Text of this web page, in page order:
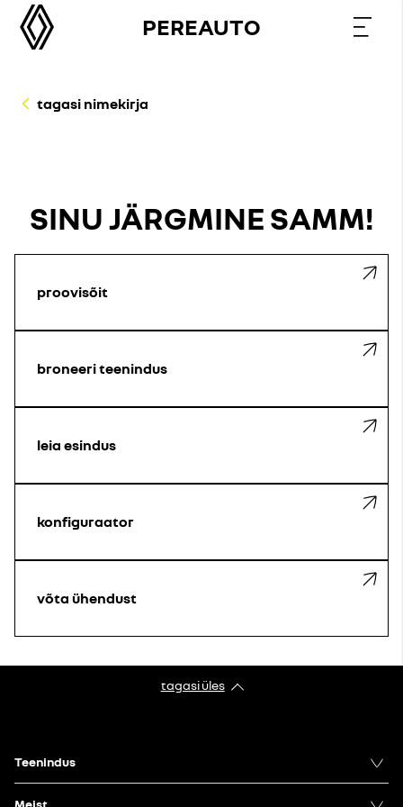
PEREAUTO
tagasi nimekirja
SINU JÄRGMINE SAMM!
proovisõit
broneeri teenindus
leia esindus
konfiguraator
võta ühendust
tagasi üles
Teenindus
Meist